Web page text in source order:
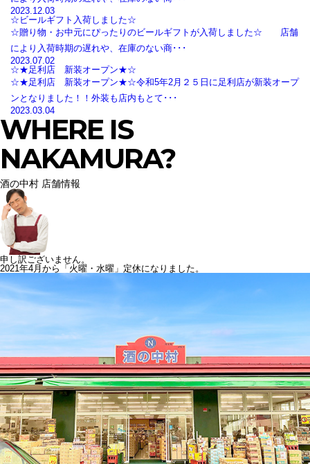
2023.12.03
☆ビールギフト入荷しました☆
☆贈り物・お中元にぴったりのビールギフトが入荷しました☆ 店舗
により入荷時期の遅れや、在庫のない商･･･
2023.07.02
☆★足利店 新装オープン★☆
☆★足利店 新装オープン★☆令和5年2月２５日に足利店が新装オープ
ンとなりました！！外装も店内もとて･･･
2023.03.04
WHERE IS
NAKAMURA?
酒の中村 店舗情報
申し訳ございません。
2021年4月から「火曜・水曜」定休になりました。